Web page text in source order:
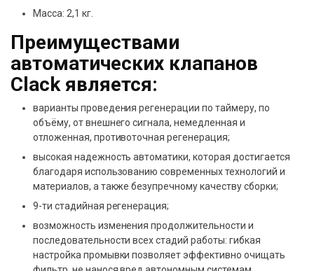
Масса: 2,1 кг.
Преимуществами
автоматических клапанов
Clack является:
варианты проведения регенерации по таймеру, по
объёму, от внешнего сигнала, немедленная и
отложенная, противоточная регенерация;
высокая надежность автоматики, которая достигается
благодаря использованию современных технологий и
материалов, а также безупречному качеству сборки;
9-ти стадийная регенерация;
возможность изменения продолжительности и
последовательности всех стадий работы: гибкая
настройка промывки позволяет эффективно очищать